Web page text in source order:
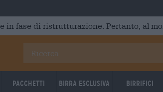
in fase di ristrutturazione. Pertanto, al
Pacchetti Birra Esclusiva Birrifici